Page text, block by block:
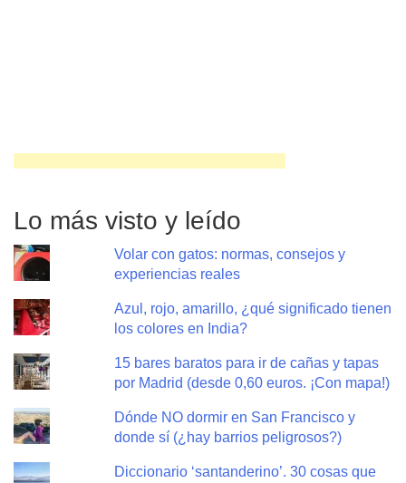
Lo más visto y leído
Volar con gatos: normas, consejos y
experiencias reales
Azul, rojo, amarillo, ¿qué significado tienen
los colores en India?
15 bares baratos para ir de cañas y tapas
por Madrid (desde 0,60 euros. ¡Con mapa!)
Dónde NO dormir en San Francisco y
donde sí (¿hay barrios peligrosos?)
Diccionario ‘santanderino’. 30 cosas que